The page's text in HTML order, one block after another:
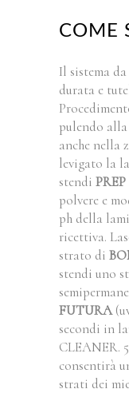
COME
Il sistema
durata e
pulendo
anche nella
levigato la
stendi PREP
polvere e
ph della
ricettiva.
strato di
stendi uno
FUTURA
secondi in
CLEANER.
consentirà
strati dei